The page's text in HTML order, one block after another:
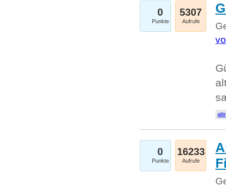
0
Punkte
5307
Aufrufe
0
Punkte
16233
Aufrufe